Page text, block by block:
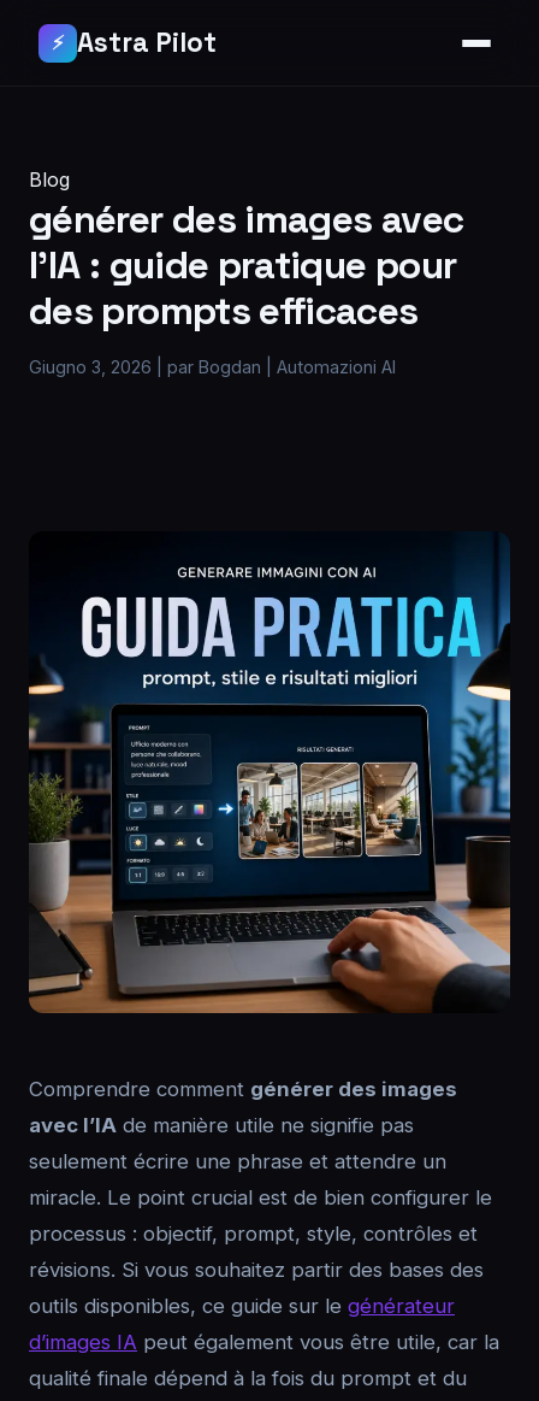
⚡ Astra Pilot
Blog
générer des images avec
l’IA : guide pratique pour
des prompts efficaces
Giugno 3, 2026 par Bogdan Automazioni AI
Comprendre comment générer des images
avec l’IA de manière utile ne signifie pas
seulement écrire une phrase et attendre un
miracle. Le point crucial est de bien configurer le
processus : objectif, prompt, style, contrôles et
révisions. Si vous souhaitez partir des bases des
outils disponibles, ce guide sur le générateur
d’images IA peut également vous être utile, car la
qualité finale dépend à la fois du prompt et du